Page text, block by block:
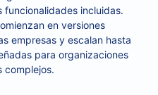
funcionalidades incluidas.
en versiones
empresas y escalan hasta
para organizaciones
complejos.